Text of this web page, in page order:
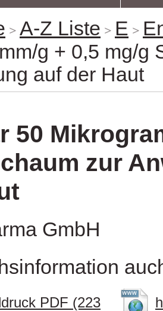
A-Z Liste E
g + 0,5 mg/g
auf der Haut
50
zur
GmbH
PDF (223